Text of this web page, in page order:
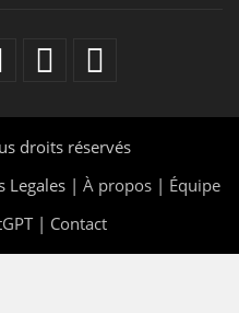
droits réservés
Legales | À propos | Équipe
| Contact